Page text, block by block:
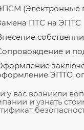
(Электронные
ПТС на ЭПТС
и
ЭПТС,
у вас возникли
и узнать